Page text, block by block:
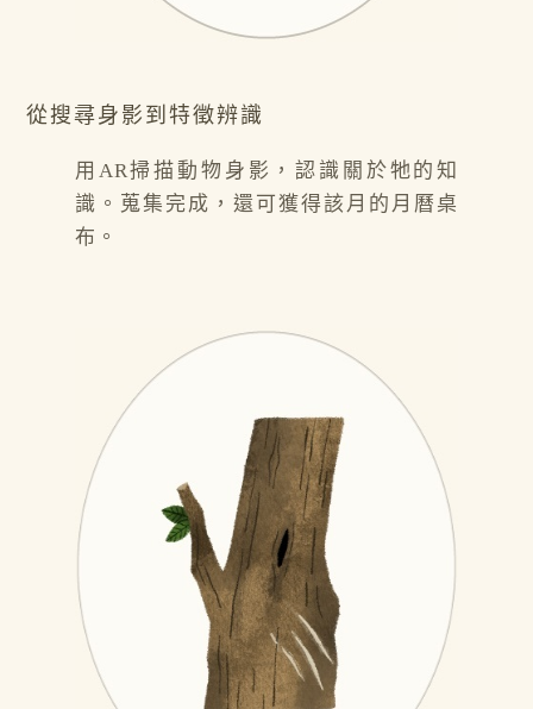
從搜尋身影到特徵辨識
用AR掃描動物身影，認識關於牠的知
識。蒐集完成，還可獲得該月的月曆桌
布。